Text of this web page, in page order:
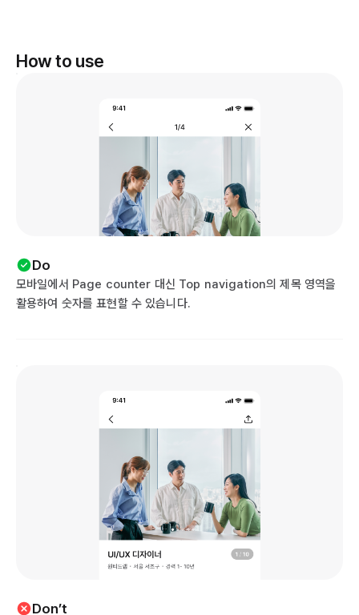
How to use
Do
모바일에서 Page counter 대신 Top navigation의 제목 영역을
활용하여 숫자를 표현할 수 있습니다.
Don’t